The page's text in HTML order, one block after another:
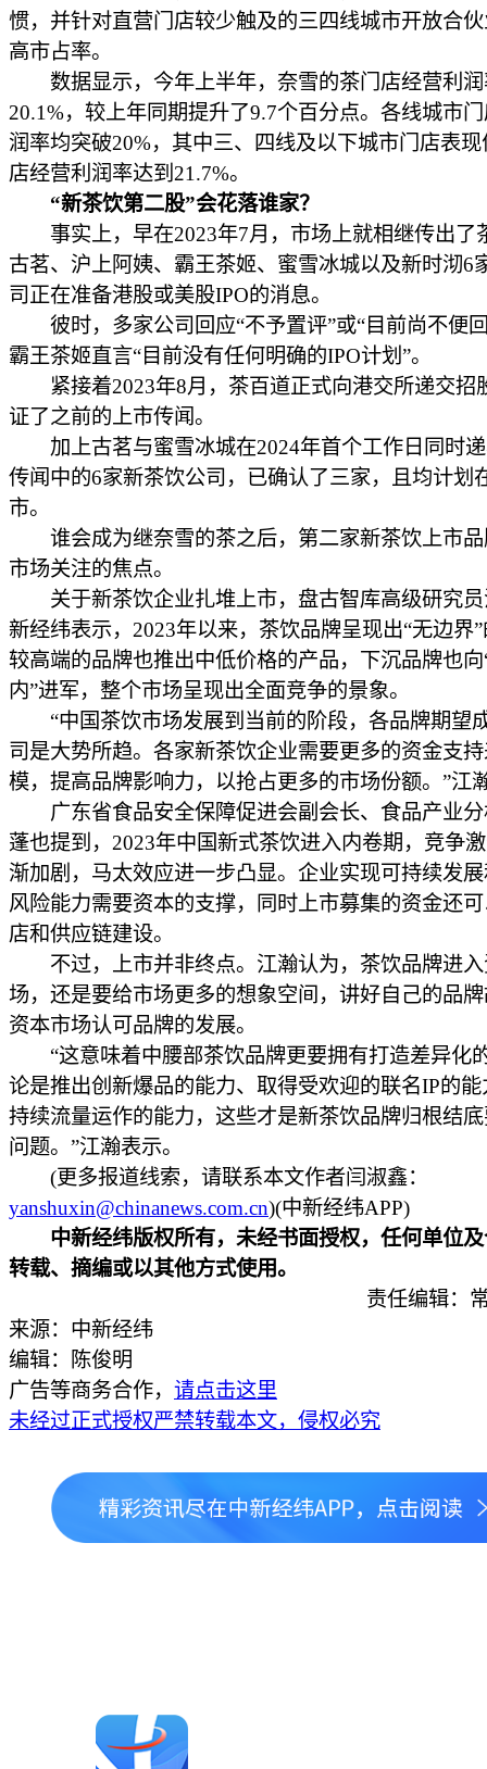
惯，并针对直营门店较少触及的三四线城市开放合
高市占率。
数据显示，今年上半年，奈雪的茶门店经营利润
20.1%，较上年同期提升了9.7个百分点。各线城市
润率均突破20%，其中三、四线及以下城市门店表
店经营利润率达到21.7%。
“新茶饮第二股”会花落谁家？
事实上，早在2023年7月，市场上就相继传出了
古茗、沪上阿姨、霸王茶姬、蜜雪冰城以及新时沏6
司正在准备港股或美股IPO的消息。
彼时，多家公司回应“不予置评”或“目前尚不便
霸王茶姬直言“目前没有任何明确的IPO计划”。
紧接着2023年8月，茶百道正式向港交所递交招
证了之前的上市传闻。
加上古茗与蜜雪冰城在2024年首个工作日同时
传闻中的6家新茶饮公司，已确认了三家，且均计划
市。
谁会成为继奈雪的茶之后，第二家新茶饮上市品
市场关注的焦点。
关于新茶饮企业扎堆上市，盘古智库高级研究员
新经纬表示，2023年以来，茶饮品牌呈现出“无边界
较高端的品牌也推出中低价格的产品，下沉品牌也向
内”进军，整个市场呈现出全面竞争的景象。
“中国茶饮市场发展到当前的阶段，各品牌期望
司是大势所趋。各家新茶饮企业需要更多的资金支
模，提高品牌影响力，以抢占更多的市场份额。”江
广东省食品安全保障促进会副会长、食品产业分
蓬也提到，2023年中国新式茶饮进入内卷期，竞争
渐加剧，马太效应进一步凸显。企业实现可持续发
风险能力需要资本的支撑，同时上市募集的资金还
店和供应链建设。
不过，上市并非终点。江瀚认为，茶饮品牌进入
场，还是要给市场更多的想象空间，讲好自己的品
资本市场认可品牌的发展。
“这意味着中腰部茶饮品牌更要拥有打造差异化
论是推出创新爆品的能力、取得受欢迎的联名IP的
持续流量运作的能力，这些才是新茶饮品牌归根结
问题。”江瀚表示。
(更多报道线索，请联系本文作者闫淑鑫：
yanshuxin@chinanews.com.cn)(中新经纬APP)
中新经纬版权所有，未经书面授权，任何单位
转载、摘编或以其他方式使用。
责任编辑：
来源：中新经纬
编辑：陈俊明
广告等商务合作， 请点击这里
未经过正式授权严禁转载本文，侵权必究